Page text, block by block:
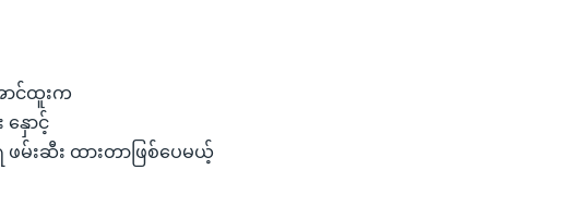
ာင်ထူးက
ောင့်
မ်းဆီး ထားတာဖြစ်ပေမယ့်